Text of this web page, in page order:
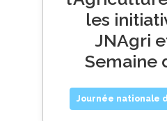
les
JNAgri
Semaine
Journée nationale